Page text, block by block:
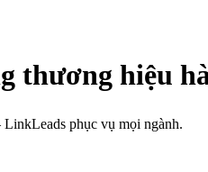
thương hiệu
phục vụ mọi ngành.